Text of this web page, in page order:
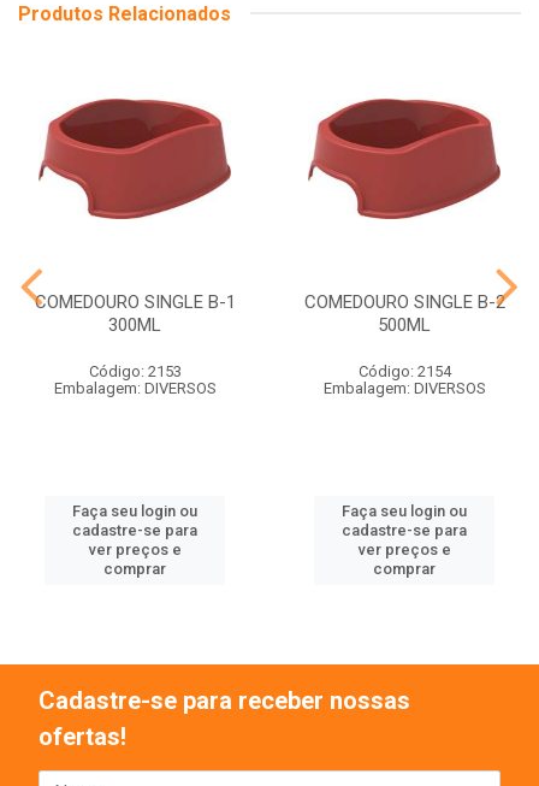
Produtos Relacionados
COMEDOURO SINGLE B-1
300ML
Código: 2153
Embalagem: DIVERSOS
Faça seu login ou
cadastre-se para
ver preços e
comprar
COMEDOURO SINGLE B-2
500ML
Código: 2154
Embalagem: DIVERSOS
Faça seu login ou
cadastre-se para
ver preços e
comprar
Cadastre-se para receber nossas
ofertas!